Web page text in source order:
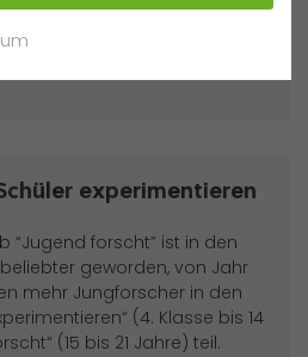
aber auch für
GFS statt.
experimentieren
“Jugend forscht” ist in den
geworden, von Jahr
mehr Jungforscher in den
(4. Klasse bis 14
(15 bis 21 Jahre) teil.